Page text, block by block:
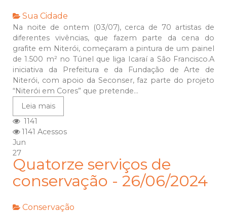
Sua Cidade
Na noite de ontem (03/07), cerca de 70 artistas de
diferentes vivências, que fazem parte da cena do
grafite em Niterói, começaram a pintura de um painel
de 1.500 m² no Túnel que liga Icaraí a São Francisco.A
iniciativa da Prefeitura e da Fundação de Arte de
Niterói, com apoio da Seconser, faz parte do projeto
“Niterói em Cores” que pretende...
Leia mais
1141
1141 Acessos
Jun
27
Quatorze serviços de
conservação - 26/06/2024
Conservação